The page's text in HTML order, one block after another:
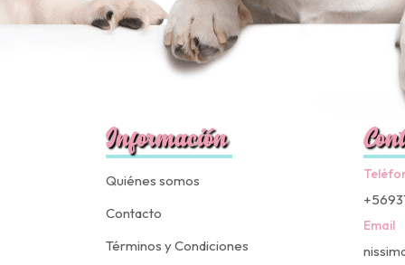
Información
Quiénes somos
Contacto
Términos y Condiciones
Email